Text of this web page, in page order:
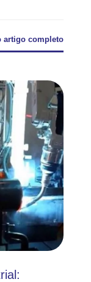
artigo completo